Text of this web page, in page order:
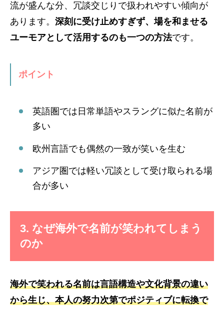
流が盛んな分、冗談交じりで扱われやすい傾向が
あります。 深刻に受け止めすぎず、場を和ませる
ユーモアとして活用するのも一つの方法です。
ポイント
英語圏では日常単語やスラングに似た名前が
多い
欧州言語でも偶然の一致が笑いを生む
アジア圏では軽い冗談として受け取られる場
合が多い
3. なぜ海外で名前が笑われてしまう
のか
海外で笑われる名前は言語構造や文化背景の違い
から生じ、本人の努力次第でポジティブに転換で